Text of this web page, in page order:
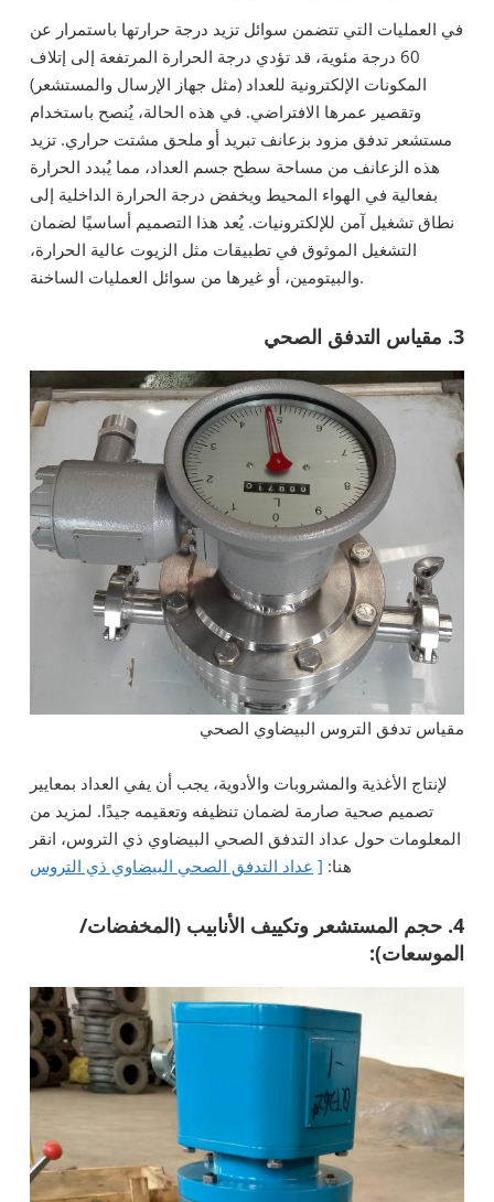
في العمليات التي تتضمن سوائل تزيد درجة حرارتها باستمرار عن
60 درجة مئوية، قد تؤدي درجة الحرارة المرتفعة إلى إتلاف
المكونات الإلكترونية للعداد (مثل جهاز الإرسال والمستشعر)
وتقصير عمرها الافتراضي. في هذه الحالة، يُنصح باستخدام
مستشعر تدفق مزود بزعانف تبريد أو ملحق مشتت حراري. تزيد
هذه الزعانف من مساحة سطح جسم العداد، مما يُبدد الحرارة
بفعالية في الهواء المحيط ويخفض درجة الحرارة الداخلية إلى
نطاق تشغيل آمن للإلكترونيات. يُعد هذا التصميم أساسيًا لضمان
التشغيل الموثوق في تطبيقات مثل الزيوت عالية الحرارة،
والبيتومين، أو غيرها من سوائل العمليات الساخنة.
3. مقياس التدفق الصحي
مقياس تدفق التروس البيضاوي الصحي
لإنتاج الأغذية والمشروبات والأدوية، يجب أن يفي العداد بمعايير
تصميم صحية صارمة لضمان تنظيفه وتعقيمه جيدًا. لمزيد من
المعلومات حول عداد التدفق الصحي البيضاوي ذي التروس، انقر
هنا: [ عداد التدفق الصحي البيضاوي ذي التروس
4. حجم المستشعر وتكييف الأنابيب (المخفضات/
الموسعات):